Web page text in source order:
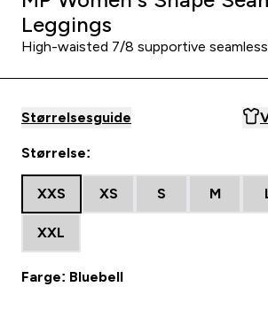
Leggings
High-waisted 7/8 supportive
Størrelsesguide
Størrelse:
XXS XS S M
XXL
Farge: Bluebell